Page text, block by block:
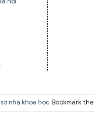
sơ nhà khoa học. Bookmark the